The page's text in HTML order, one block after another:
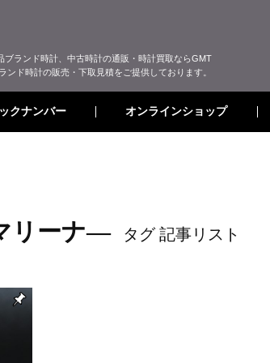
ブランド時計、中古時計の通販・時計買取ならGMT
ド時計の販売・下取見積をご提供しております。
クナンバー オンラインショップ
リーナ― タグ 記事リスト